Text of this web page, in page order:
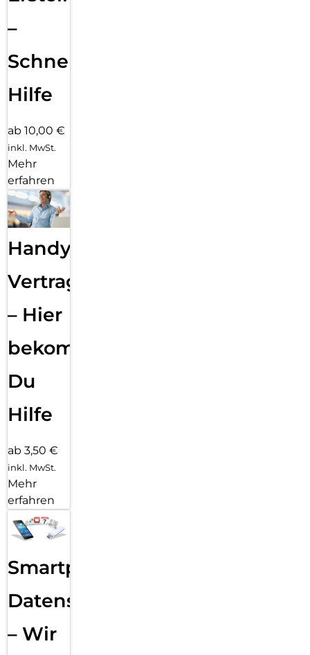
–
Schnelle
Hilfe
ab 10,00 €
inkl. MwSt.
Mehr
erfahren
Handy
Vertragsabwicklung
– Hier
bekommst
Du
Hilfe
ab 3,50 €
inkl. MwSt.
Mehr
erfahren
Smartphone
Datensicherung
– Wir